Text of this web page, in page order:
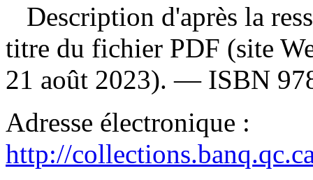
Description d'après la
titre du fichier PDF (site
21 août 2023). — ISBN
Adresse électronique :
http://